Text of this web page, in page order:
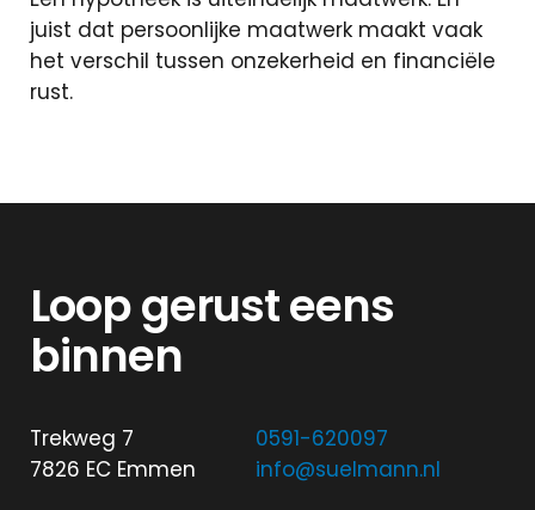
juist dat persoonlijke maatwerk maakt vaak
het verschil tussen onzekerheid en financiële
rust.
Loop gerust eens
binnen
Trekweg 7
7826 EC Emmen
0591-620097
info@suelmann.nl